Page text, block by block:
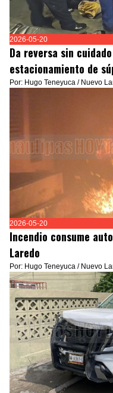
2026-05-20
Da reversa sin
estacionamiento de
Por: Hugo Teneyuca / Nuevo
2026-05-20
Incendio consume
Laredo
Por: Hugo Teneyuca / Nuevo